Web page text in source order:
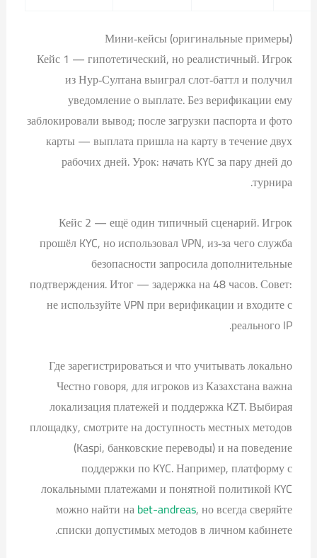
Мини‑кейсы (оригинальные примеры)
Кейс 1 — гипотетический, но реалистичный. Игрок
из Нур‑Султана выиграл слот‑баттл и получил
уведомление о выплате. Без верификации ему
заблокировали вывод; после загрузки паспорта и фото
карты — выплата пришла на карту в течение двух
рабочих дней. Урок: начать KYC за пару дней до
турнира.
Кейс 2 — ещё один типичный сценарий. Игрок
прошёл KYC, но использовал VPN, из‑за чего служба
безопасности запросила дополнительные
подтверждения. Итог — задержка на 48 часов. Совет:
не используйте VPN при верификации и входите с
реального IP.
Где зарегистрироваться и что учитывать локально
Честно говоря, для игроков из Казахстана важна
локализация платежей и поддержка KZT. Выбирая
площадку, смотрите на доступность местных методов
(Kaspi, банковские переводы) и на поведение
поддержки по KYC. Например, платформу с
локальными платежами и понятной политикой KYC
можно найти наbet-andreas, но всегда сверяйте
списки допустимых методов в личном кабинете.